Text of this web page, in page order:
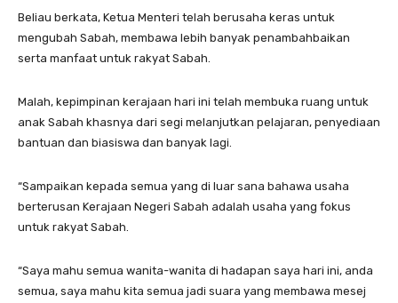
Beliau berkata, Ketua Menteri telah berusaha keras untuk
mengubah Sabah, membawa lebih banyak penambahbaikan
serta manfaat untuk rakyat Sabah.
Malah, kepimpinan kerajaan hari ini telah membuka ruang untuk
anak Sabah khasnya dari segi melanjutkan pelajaran, penyediaan
bantuan dan biasiswa dan banyak lagi.
“Sampaikan kepada semua yang di luar sana bahawa usaha
berterusan Kerajaan Negeri Sabah adalah usaha yang fokus
untuk rakyat Sabah.
“Saya mahu semua wanita-wanita di hadapan saya hari ini, anda
semua, saya mahu kita semua jadi suara yang membawa mesej